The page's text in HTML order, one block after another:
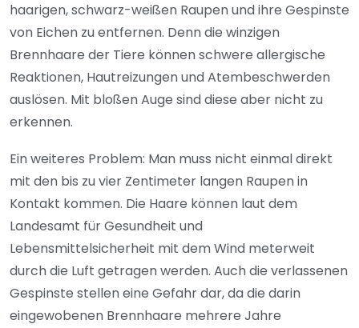
haarigen, schwarz-weißen Raupen und ihre Gespinste
von Eichen zu entfernen. Denn die winzigen
Brennhaare der Tiere können schwere allergische
Reaktionen, Hautreizungen und Atembeschwerden
auslösen. Mit bloßen Auge sind diese aber nicht zu
erkennen.
Ein weiteres Problem: Man muss nicht einmal direkt
mit den bis zu vier Zentimeter langen Raupen in
Kontakt kommen. Die Haare können laut dem
Landesamt für Gesundheit und
Lebensmittelsicherheit mit dem Wind meterweit
durch die Luft getragen werden. Auch die verlassenen
Gespinste stellen eine Gefahr dar, da die darin
eingewobenen Brennhaare mehrere Jahre